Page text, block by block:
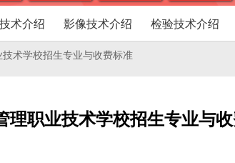
术介绍 影像技术介绍 检验技术介绍
术学校招生专业与收费标准
理职业技术学校招生专业与